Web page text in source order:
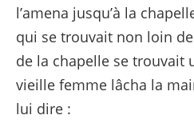
l’amena jusqu’à la
qui se trouvait non loin
de la chapelle se trouvait
vieille femme lâcha la
lui dire :